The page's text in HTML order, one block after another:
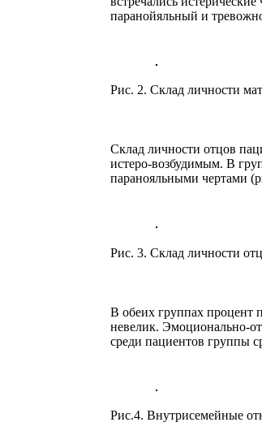
паранойяльный и
Рис. 2. Склад личности
Склад личности отцов
истеро-возбудимым. В
паранояльными чертами
Рис. 3. Склад личности
В обеих группах процент
невелик. Эмоционально-
среди пациентов группы
Рис.4. Внутрисемейные